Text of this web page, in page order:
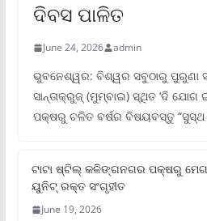
ଦିବସ ପାଳିତ
June 24, 2026 admin
ଭୁବନେଶ୍ୱର: ବିଶ୍ୱର ସବୁଠାରୁ ପୁରୁଣା
ସାନ୍ତାକ୍ରୁଜ୍ (ମୁମ୍ବାଇ) ସ୍ଥିତ ‘ଦି
ପକ୍ଷରୁ ଚଳିତ ବର୍ଷର ବିଷୟବସ୍ତୁ “ସୁସ୍ଥ
ଟାଟା ଷ୍ଟିଲ୍‌ କଳିଙ୍ଗନଗର ପକ୍ଷରୁ
ୟୁନିଟ୍‌ ରକ୍ତ ସଂଗୃହୀତ
June 19, 2026